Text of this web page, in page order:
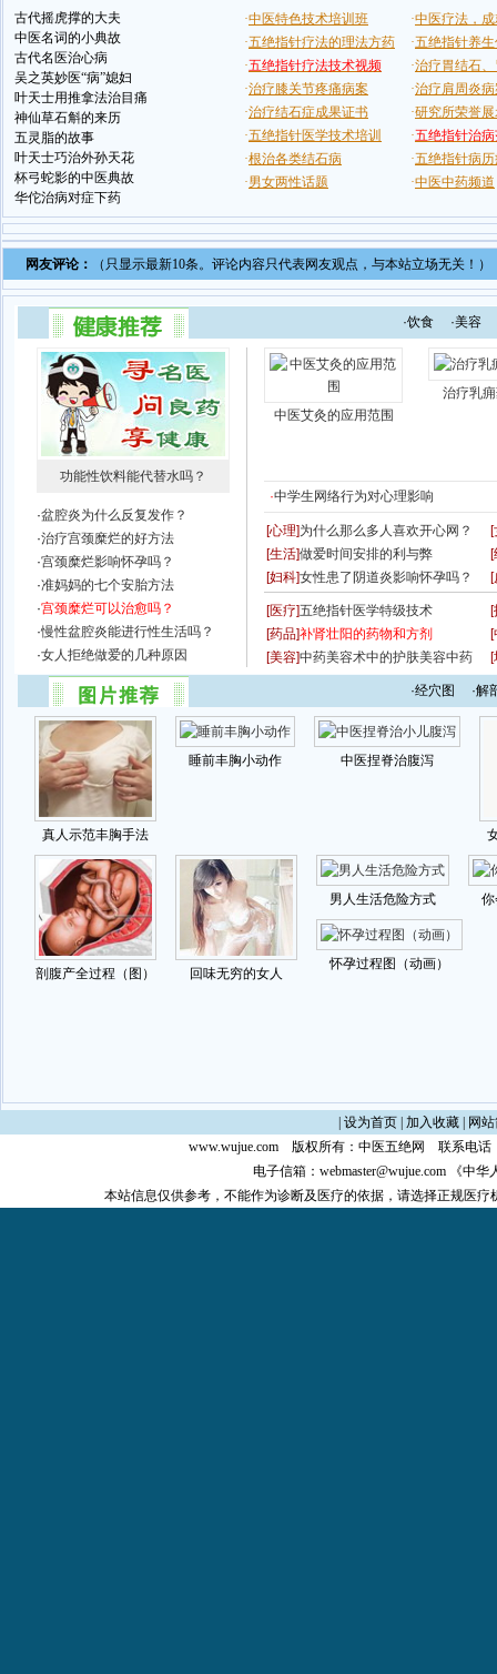
古代摇虎撑的大夫
中医名词的小典故
古代名医治心病
吴之英妙医“病”媳妇
叶天士用推拿法治目痛
神仙草石斛的来历
五灵脂的故事
叶天士巧治外孙天花
杯弓蛇影的中医典故
华佗治病对症下药
网友评论： （只显示最新10条。评论内容只代表网友观点，与本站立场无关！
设为首页| 加入收藏|
网
www.wujue.com 版权所有： 中医五绝网
联系电话
电子信箱： webmaster@wujue.com 《中华
本站信息仅供参考，不能作为诊断及医疗的依据，请选择正规医